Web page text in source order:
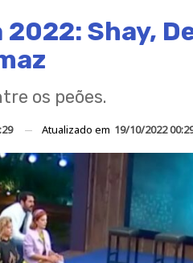
Shay,
os peões.
Atualizado em 19/10/2022